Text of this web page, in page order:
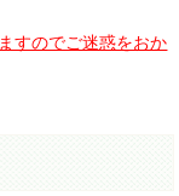
すのでご迷惑をおか